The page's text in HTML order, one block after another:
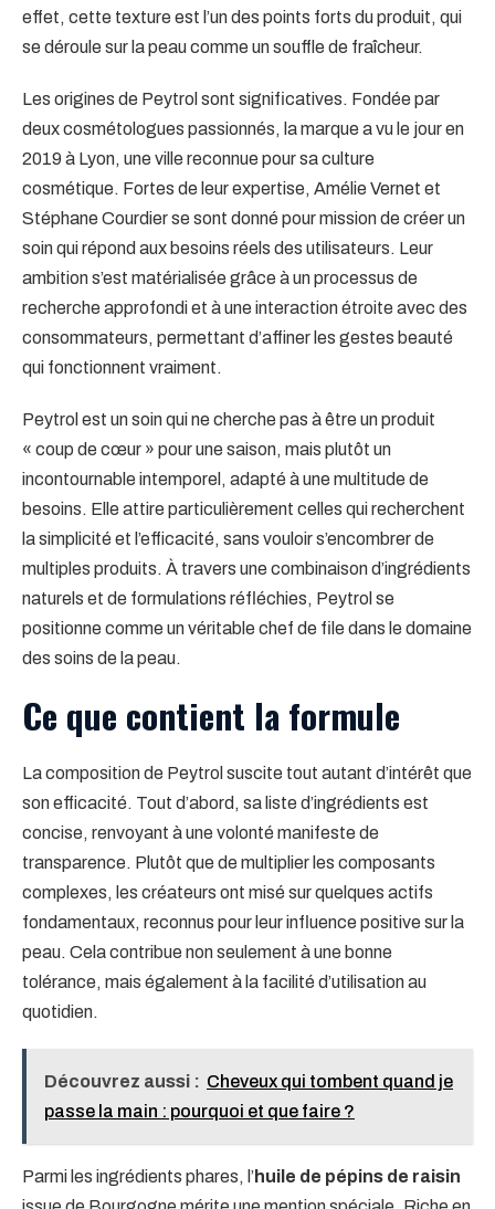
effet, cette texture est l’un des points forts du produit, qui
se déroule sur la peau comme un souffle de fraîcheur.
Les origines de Peytrol sont significatives. Fondée par
deux cosmétologues passionnés, la marque a vu le jour en
2019 à Lyon, une ville reconnue pour sa culture
cosmétique. Fortes de leur expertise, Amélie Vernet et
Stéphane Courdier se sont donné pour mission de créer un
soin qui répond aux besoins réels des utilisateurs. Leur
ambition s’est matérialisée grâce à un processus de
recherche approfondi et à une interaction étroite avec des
consommateurs, permettant d’affiner les gestes beauté
qui fonctionnent vraiment.
Peytrol est un soin qui ne cherche pas à être un produit
« coup de cœur » pour une saison, mais plutôt un
incontournable intemporel, adapté à une multitude de
besoins. Elle attire particulièrement celles qui recherchent
la simplicité et l’efficacité, sans vouloir s’encombrer de
multiples produits. À travers une combinaison d’ingrédients
naturels et de formulations réfléchies, Peytrol se
positionne comme un véritable chef de file dans le domaine
des soins de la peau.
Ce que contient la formule
La composition de Peytrol suscite tout autant d’intérêt que
son efficacité. Tout d’abord, sa liste d’ingrédients est
concise, renvoyant à une volonté manifeste de
transparence. Plutôt que de multiplier les composants
complexes, les créateurs ont misé sur quelques actifs
fondamentaux, reconnus pour leur influence positive sur la
peau. Cela contribue non seulement à une bonne
tolérance, mais également à la facilité d’utilisation au
quotidien.
Découvrez aussi : Cheveux qui tombent quand je
passe la main : pourquoi et que faire ?
Parmi les ingrédients phares, l’huile de pépins de raisin